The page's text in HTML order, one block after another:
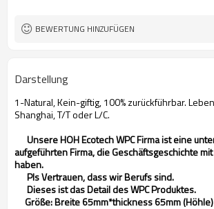
BEWERTUNG HINZUFÜGEN
Darstellung
1-Natural, Kein-giftig, 100% zurückführbar.
Shanghai, T/T oder L/C.
Unsere HOH Ecotech WPC Firma ist eine
aufgeführten Firma, die Geschäftsgeschichte
haben.
Pls Vertrauen, dass wir Berufs sind.
Dieses ist das Detail des WPC Produktes.
Größe: Breite 65mm*thickness 65mm (Höhle)